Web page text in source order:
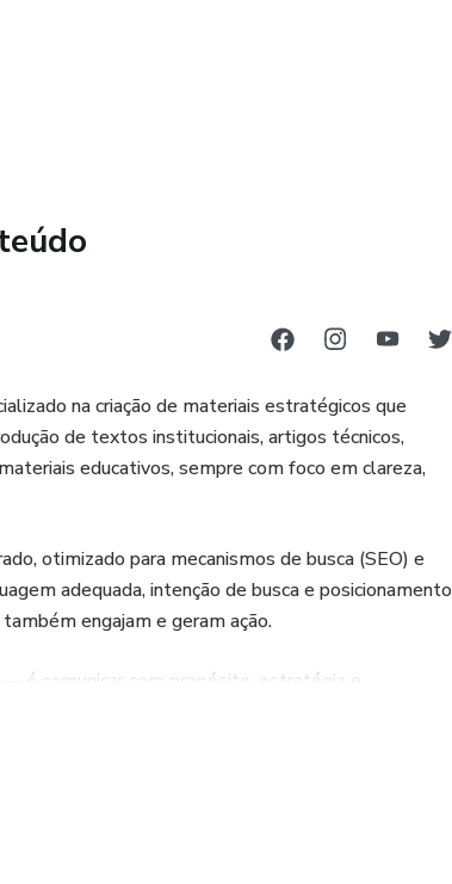
negócios digitais.
e-books e materiais digitais organizados
na criação de materiais estratégicos que
de textos institucionais, artigos técnicos,
educativos, sempre com foco em clareza,
otimizado para mecanismos de busca (SEO) e
adequada, intenção de busca e posicionamento
engajam e geram ação.
é comunicar com propósito, estratégia e
organização e visão de crescimento digital,